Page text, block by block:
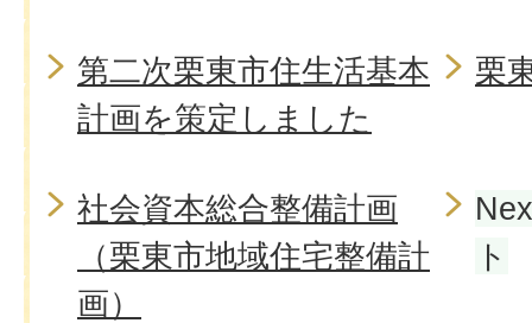
第二次栗東市住生活基本
計画を策定しました
栗
社会資本総合整備計画
（栗東市地域住宅整備計
画）
ト